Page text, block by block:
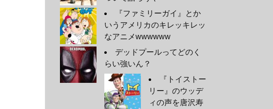
『ファミリーガイ』とか
いうアメリカのキレッキレッ
なアニメwwwwww
デッドプールってどのく
らい強いん？
『トイストー
リー』のウッデ
ィの声を唐沢寿